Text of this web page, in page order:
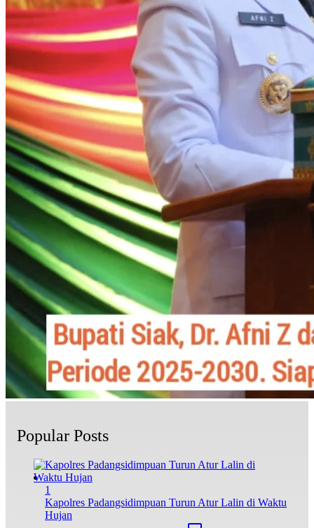
Popular Posts
1
Kapolres Padangsidimpuan Turun Atur Lalin di Waktu
Hujan